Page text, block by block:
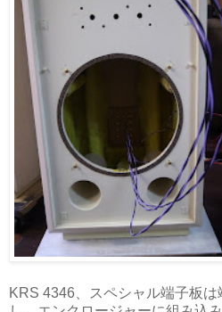
KRS 4346、スペシャル端子板